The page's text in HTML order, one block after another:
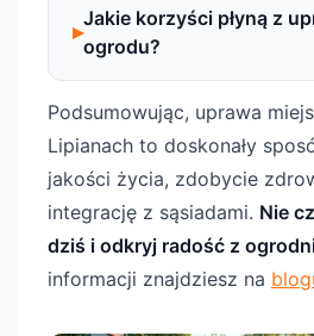
Jakie korzyści płyną z
ogrodu?
Podsumowując, uprawa
Lipianach to doskonały
jakości życia, zdobycie
integrację z sąsiadami. Nie
dziś i odkryj radość z
informacji znajdziesz na